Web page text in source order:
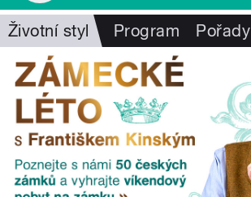
Životní styl Program Pořady